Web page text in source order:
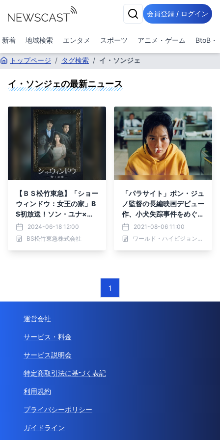
会員登録 / ログイン
新着 地域検索 エンタメ スポーツ アニメ・ゲーム BtoB・
トップページ / タグ検索 / イ・ソンジェ
イ・ソンジェの最新ニュース
【ＢＳ松竹東急】「ショー
ウィンドウ：女王の家」B
S初放送！ソン・ユナ×
イ・ソンジェ×チョン・ソ
ミン×ファン・チャンソン
の豪華共演で泥沼の愛憎渦
2024-06-18 12:00
BS松竹東急株式会社
「パラサイト」ポン・ジュ
ノ監督の長編映画デビュー
作、小犬失踪事件をめぐる
ブラックコメディ。 「ほ
える犬は噛まない」 8月11
日（水）よる7時～BS12
2021-08-06 11:00
ワールド・ハイビジョン・チャンネル株式会社
1
運営会社
サービス・料金
サービス説明会
特定商取引法に基づく表記
利用規約
プライバシーポリシー
ガイドライン